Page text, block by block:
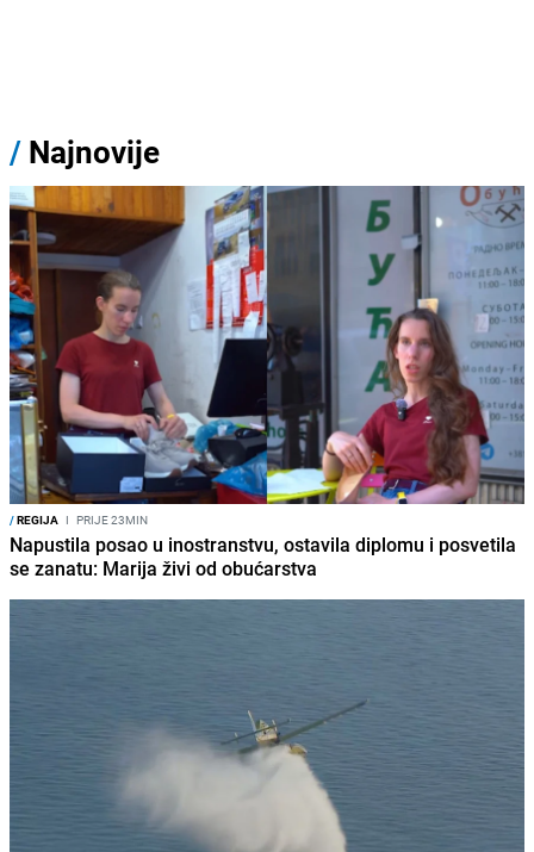
/ Najnovije
/REGIJA I PRIJE 23MIN
Napustila posao u inostranstvu, ostavila diplomu i posvetila
se zanatu: Marija živi od obućarstva